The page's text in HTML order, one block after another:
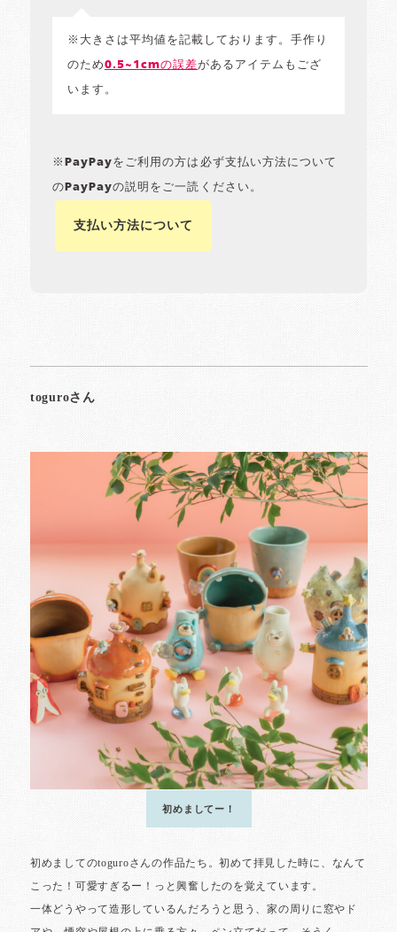
※大きさは平均値を記載しております。手作り
のため0.5~1cmの誤差があるアイテムもござ
います。
※PayPayをご利用の方は必ず支払い方法について
のPayPayの説明をご一読ください。
支払い方法について